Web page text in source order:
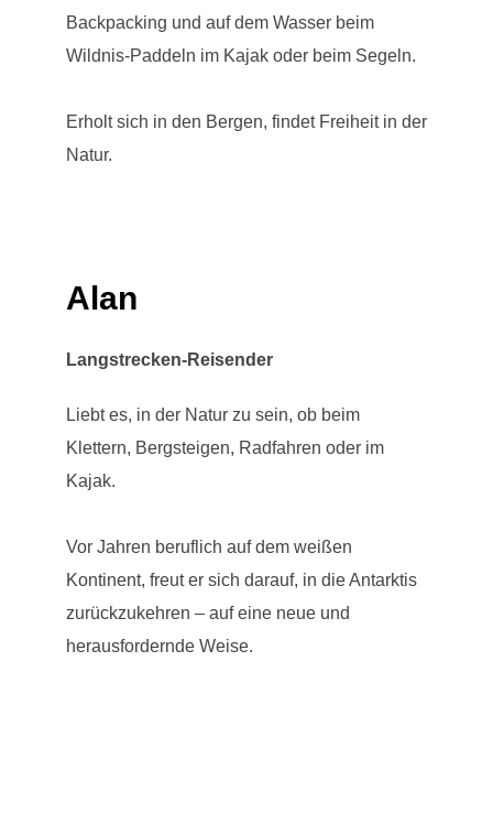
Backpacking und auf dem Wasser beim
Wildnis-Paddeln im Kajak oder beim Segeln.
Erholt sich in den Bergen, findet Freiheit in der
Natur.
Alan
Langstrecken-Reisender
Liebt es, in der Natur zu sein, ob beim
Klettern, Bergsteigen, Radfahren oder im
Kajak.
Vor Jahren beruflich auf dem weißen
Kontinent, freut er sich darauf, in die Antarktis
zurückzukehren – auf eine neue und
herausfordernde Weise.